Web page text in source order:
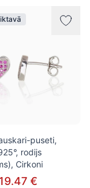
puseti,
rodijs
Cirkoni
19.47 €